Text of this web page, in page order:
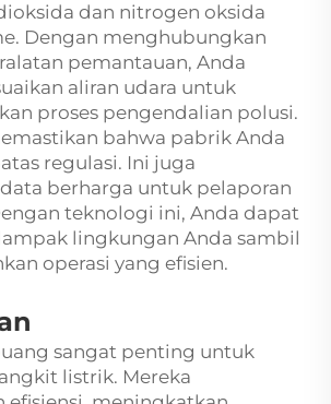
dan nitrogen oksida
Dengan menghubungkan
pemantauan, Anda
aliran udara untuk
proses pengendalian polusi.
bahwa pabrik Anda
regulasi. Ini juga
berharga untuk pelaporan
teknologi ini, Anda dapat
lingkungan Anda sambil
operasi yang efisien.
sangat penting untuk
listrik. Mereka